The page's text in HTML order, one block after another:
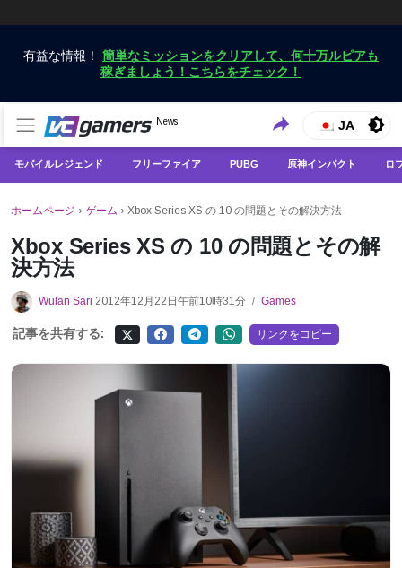
有益な情報！ 簡単なミッションをクリアして、何十万ルピアも
稼ぎましょう！こちらをチェック！
VCGamers ニュース
News
VCGamersだけで最新のゲームニュースを入手
JA
モバイルレジェンド フリーファイア PUBG 原神インパクト ロ
ホームページ › ゲーム › Xbox Series XS の 10 の問題とその解決方法
Xbox Series XS の 10 の問題とその解
決方法
Wulan Sari 2012年12月22日午前10時31分 / Games
記事を共有する: リンクをコピー